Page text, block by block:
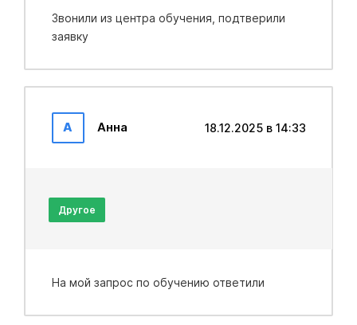
Звонили из центра обучения, подтверили
заявку
А Анна 18.12.2025 в 14:33
Другое
На мой запрос по обучению ответили